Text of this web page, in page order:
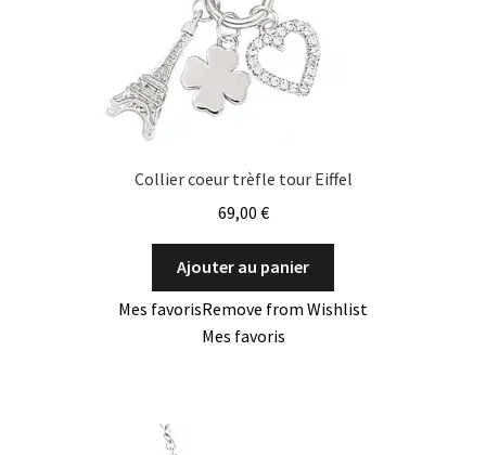
Collier coeur trèfle tour Eiffel
69,00 €
Ajouter au panier
Mes favorisRemove from Wishlist
Mes favoris